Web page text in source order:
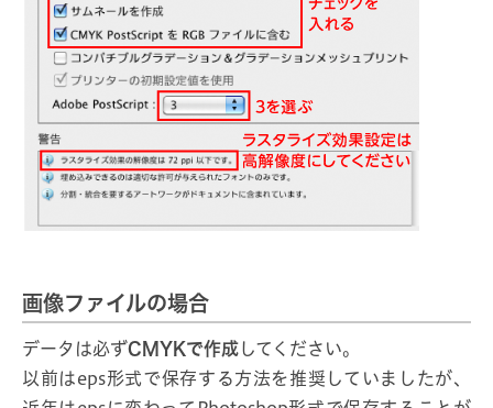
画像ファイルの場合
データは必ずCMYKで作成してください。
以前はeps形式で保存する方法を推奨していましたが、